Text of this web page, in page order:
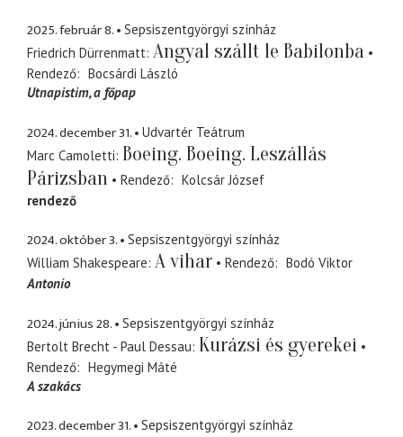
2025. február 8.
Sepsiszentgyörgyi színház
Friedrich Dürrenmatt Angyal szállt le Babilonba
Rendező
Bocsárdi László
Utnapistim a főpap
2024. december 31.
Udvartér Teátrum
Marc Camoletti Boeing. Boeing. Leszállás
Párizsban
Rendező
Kolcsár József
rendező
2024. október 3.
Sepsiszentgyörgyi színház
William Shakespeare A vihar Rendező
Bodó Viktor
Antonio
2024. június 28.
Sepsiszentgyörgyi színház
Bertolt Brecht - Paul Dessau Kurázsi és gyerekei
Rendező
Hegymegi Máté
A szakács
2023. december 31.
Sepsiszentgyörgyi színház